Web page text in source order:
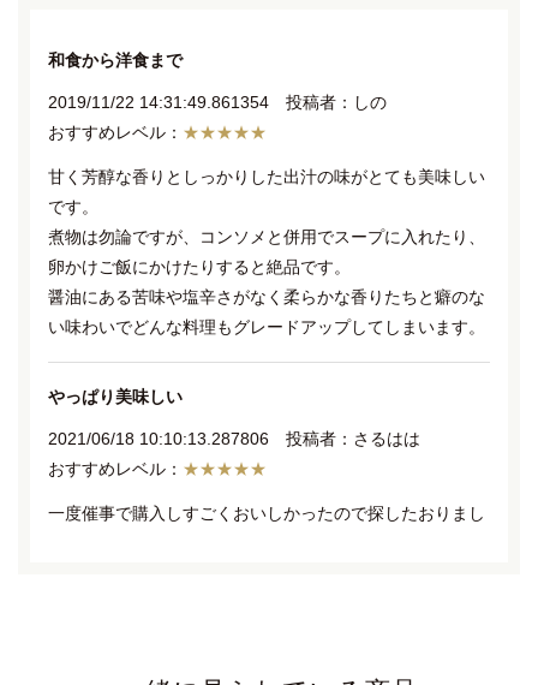
和食から洋食まで
2019/11/22 14:31:49.861354 投稿者：しの
★★★★★
甘く芳醇な香りとしっかりした出汁の味がとても美味しい
です。
煮物は勿論ですが、コンソメと併用でスープに入れたり、
卵かけご飯にかけたりすると絶品です。
醤油にある苦味や塩辛さがなく柔らかな香りたちと癖のな
い味わいでどんな料理もグレードアップしてしまいます。
やっぱり美味しい
2021/06/18 10:10:13.287806 投稿者：さるはは
★★★★★
一度催事で購入しすごくおいしかったので探したおりまし